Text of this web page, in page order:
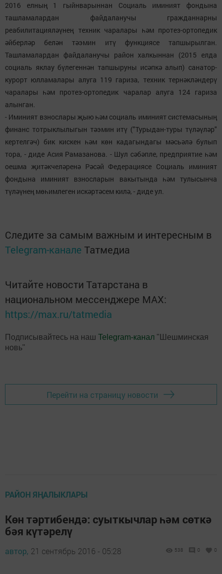
2016 елның 1 гыйнварыннан Социаль иминият фондына
ташламалардан файдаланучы гражданнарны
реабилитацияләүнең техник чаралары һәм протез-ортопедик
әйберләр белән тәэмин итү функциясе тапшырылган.
Ташламалардан файдаланучы район халкыннан (2015 елда
социаль яклау бүлегеннән тапшыруны исәпкә алып) санатор-
курорт юлламалары алуга 119 гариза, техник тернәкләндерү
чаралары һәм протез-ортопедик чаралар алуга 124 гариза
алынган.
- Иминият взнослары җыю һәм социаль иминият системасының
финанс тотрыклылыгын тәэмин итү ("Турыдан-туры түләүләр"
кертелгәч) бик кискен һәм көн кадагындагы мәсьәлә булып
тора, - диде Асия Рамазанова. - Шул сәбәпле, предприятие һәм
оешма җитәкчеләренә Рәсәй Федерациясе Социаль иминият
фондына иминият взносларын вакытында һәм тулысынча
түләүнең мөһимлеген искәртәсем килә, - диде ул.
Следите за самым важным и интересным в
Telegram-канале Татмедиа
Читайте новости Татарстана в
национальном мессенджере MАХ:
https://max.ru/tatmedia
Подписывайтесь на наш Telegram-канал "Шешминская
новь"
Перейти на страницу новости
РАЙОН ЯҢАЛЫКЛАРЫ
Көн тәртибендә: суыткычлар һәм сөткә
бәя күтәрелү
автор, 21 сентябрь 2016 - 05:28 538 0 0